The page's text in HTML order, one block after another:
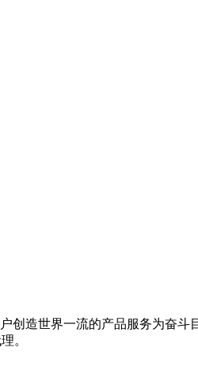
造世界一流的产品服务为奋斗
。